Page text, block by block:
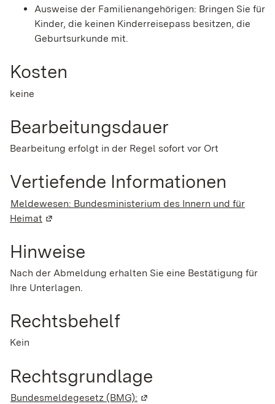
Ausweise der Familienangehörigen: Bringen Sie für
Kinder, die keinen Kinderreisepass besitzen, die
Geburtsurkunde mit.
Kosten
keine
Bearbeitungsdauer
Bearbeitung erfolgt in der Regel sofort vor Ort
Vertiefende Informationen
Meldewesen: Bundesministerium des Innern und für
Heimat (Wird in einem neuen Fenster geöffnet)
Hinweise
Nach der Abmeldung erhalten Sie eine Bestätigung für
Ihre Unterlagen.
Rechtsbehelf
Kein
Rechtsgrundlage
Bundesmeldegesetz (BMG): (Wird in einem neuen